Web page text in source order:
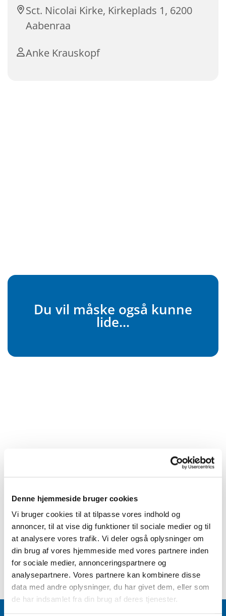
Denne hjemmeside bruger cookies
Vi bruger cookies til at tilpasse vores indhold og
annoncer, til at vise dig funktioner til sociale medier og til
at analysere vores trafik. Vi deler også oplysninger om
din brug af vores hjemmeside med vores partnere inden
for sociale medier, annonceringspartnere og
analysepartnere. Vores partnere kan kombinere disse
data med andre oplysninger, du har givet dem, eller som
de har indsamlet fra din brug af deres tjenester.
Sct. Nicolai Kirke, Kirkeplads 1, 6200
Aabenraa
Anke Krauskopf
Du vil måske også kunne
lide...